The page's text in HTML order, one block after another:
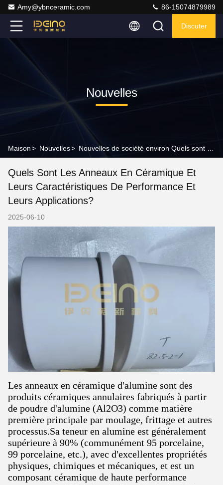
Amy@ybnceramic.com 86-15074879989
Discuter
Nouvelles
Maison> Nouvelles>
Quels Sont Les Anneaux En Céramique Et
Leurs Caractéristiques De Performance Et
Leurs Applications?
2025-06-10
Les anneaux en céramique d'alumine sont des
produits céramiques annulaires fabriqués à partir
de poudre d'alumine (Al2O3) comme matière
première principale par moulage, frittage et autres
processus.Sa teneur en alumine est généralement
supérieure à 90% (communément 95 porcelaine,
99 porcelaine, etc.), avec d'excellentes propriétés
physiques, chimiques et mécaniques, et est un
composant céramique de haute performance